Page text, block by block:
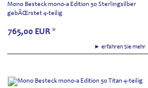
Mono Besteck mono-a Edition 50 Sterlingsilber
gebÃŒrstet 4-teilig
► erfahren Sie
765,00 EUR *